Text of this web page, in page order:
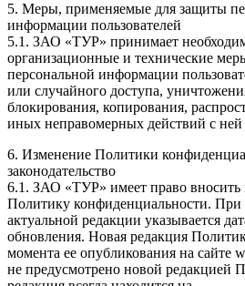
5. Меры, применяемые для защиты
информации пользователей
5.1. ЗАО «ТУР» принимает
организационные и технические
персональной информации
или случайного доступа,
блокирования, копирования,
иных неправомерных действий с ней
6. Изменение Политики
законодательство
6.1. ЗАО «ТУР» имеет право
Политику конфиденциальности. При
актуальной редакции указывается
обновления. Новая редакция
момента ее опубликования на сайте
не предусмотрено новой редакцией